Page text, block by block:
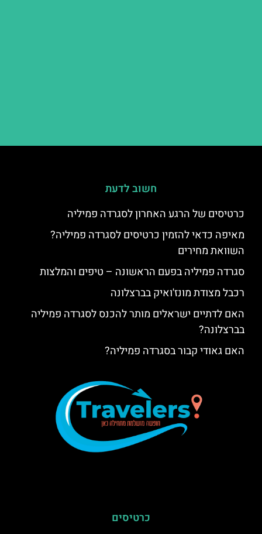
חשוב לדעת
כרטיסים של הרגע האחרון לסגרדה פמיליה
מאיפה כדאי להזמין כרטיסים לסגרדה פמיליה?
השוואת מחירים
סגרדה פמיליה בפעם הראשונה – טיפים והמלצות
רכבל מצודת מונז'ואיק בברצלונה
האם לדתיים ישראלים מותר להכנס לסגרדה פמיליה
בברצלונה?
האם גאודי קבור בסגרדה פמיליה?
כרטיסים